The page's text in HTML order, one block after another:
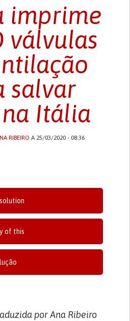
imprime
válvulas
salvar
Itália
RIBEIRO A 25/03/2020 - 08:36
of this
por Ana Ribeiro